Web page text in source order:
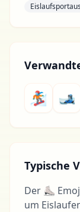
🏂 🎿
Typische
Der ⛸
um